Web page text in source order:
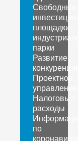
Свободные
площадки,
парки
Развитие
Проектное
управление
Налоговые
расходы
по